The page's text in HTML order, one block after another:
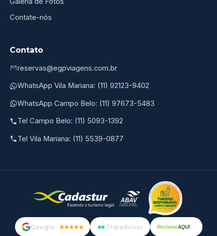
Contate-nós
Contato
reservas@egpviagens.com.br
WhatsApp Vila Mariana: (11) 92123-9402
WhatsApp Campo Belo: (11) 97673-5483
Tel Campo Belo: (11) 5093-1392
Tel Vila Mariana: (11) 5539-0877
Google · ★★★★★ Tripadvisor ReclameAQUI